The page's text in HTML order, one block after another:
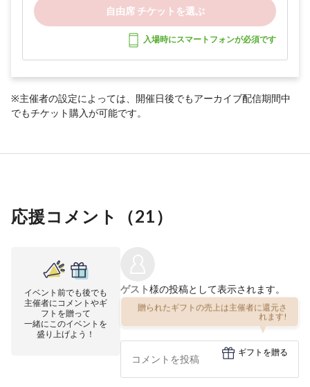
自由席 チケットを選ぶ
入場時にスマートフォンが必須です
※主催者の設定によっては、開催日後でもアーカイブ配信期間中
でもチケット購入が可能です。
応援コメント（21）
イベント前でも後でも
主催者にコメントやギ
フトを贈って
一緒にこのイベントを
盛り上げよう！
ゲスト様の投稿として表示されます。
贈られたギフトの売上は主催者に還元さ
れます!
ギフトを贈る